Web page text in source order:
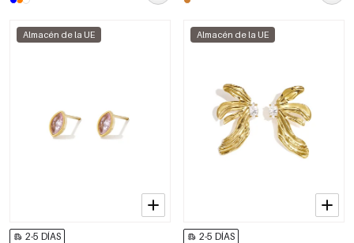
Almacén de la UE
2-5 DÍAS
Almacén de la UE
2-5 DÍAS